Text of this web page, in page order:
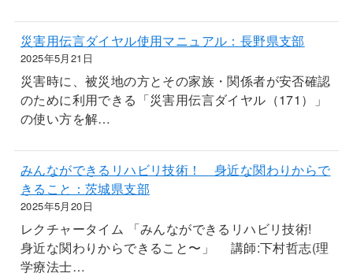
災害用伝言ダイヤル使用マニュアル：長野県支部
2025年5月21日
災害時に、被災地の方とその家族・関係者が安否確認
のために利用できる「災害用伝言ダイヤル（171）」
の使い方を解…
みんなができるリハビリ技術！ 身近な関わりからで
きること：茨城県支部
2025年5月20日
レクチャータイム 「みんなができるリハビリ技術!
身近な関わりからできること〜」 講師:下村哲志(理
学療法士…